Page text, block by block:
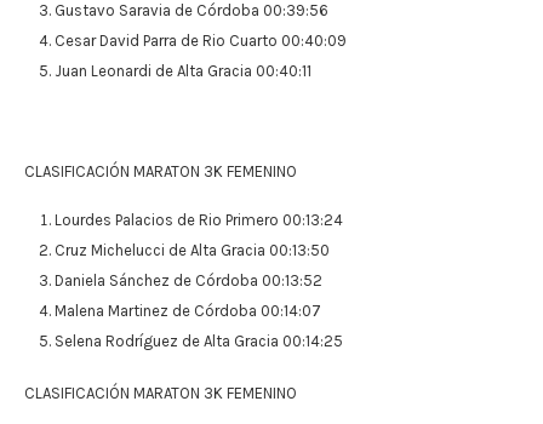
Gustavo Saravia de Córdoba 00:39:56
Cesar David Parra de Rio Cuarto 00:40:09
Juan Leonardi de Alta Gracia 00:40:11
CLASIFICACIÓN MARATON 3K FEMENINO
Lourdes Palacios de Rio Primero 00:13:24
Cruz Michelucci de Alta Gracia 00:13:50
Daniela Sánchez de Córdoba 00:13:52
Malena Martinez de Córdoba 00:14:07
Selena Rodríguez de Alta Gracia 00:14:25
CLASIFICACIÓN MARATON 3K FEMENINO